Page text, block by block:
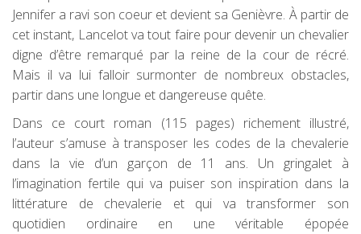
Jennifer a ravi son coeur et devient sa Genièvre. À partir de
cet instant, Lancelot va tout faire pour devenir un chevalier
digne d’être remarqué par la reine de la cour de récré.
Mais il va lui falloir surmonter de nombreux obstacles,
partir dans une longue et dangereuse quête.
Dans ce court roman (115 pages) richement illustré,
l’auteur s’amuse à transposer les codes de la chevalerie
dans la vie d’un garçon de 11 ans. Un gringalet à
l’imagination fertile qui va puiser son inspiration dans la
littérature de chevalerie et qui va transformer son
quotidien ordinaire en une véritable épopée